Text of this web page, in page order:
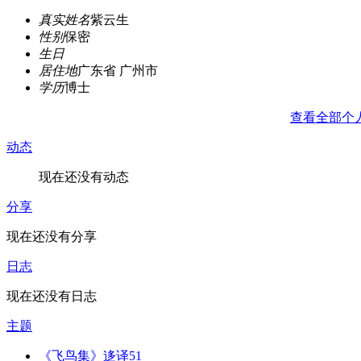
真实姓名紫云生
性别保密
生日
居住地广东省 广州市
学历博士
查看全部个
动态
现在还没有动态
分享
现在还没有分享
日志
现在还没有日志
主题
《飞鸟集》迻译51